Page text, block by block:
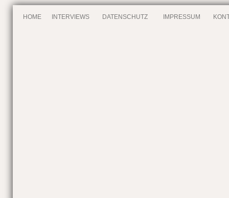
HOME INTERVIEWS DATENSCHUTZ IMPRESSUM